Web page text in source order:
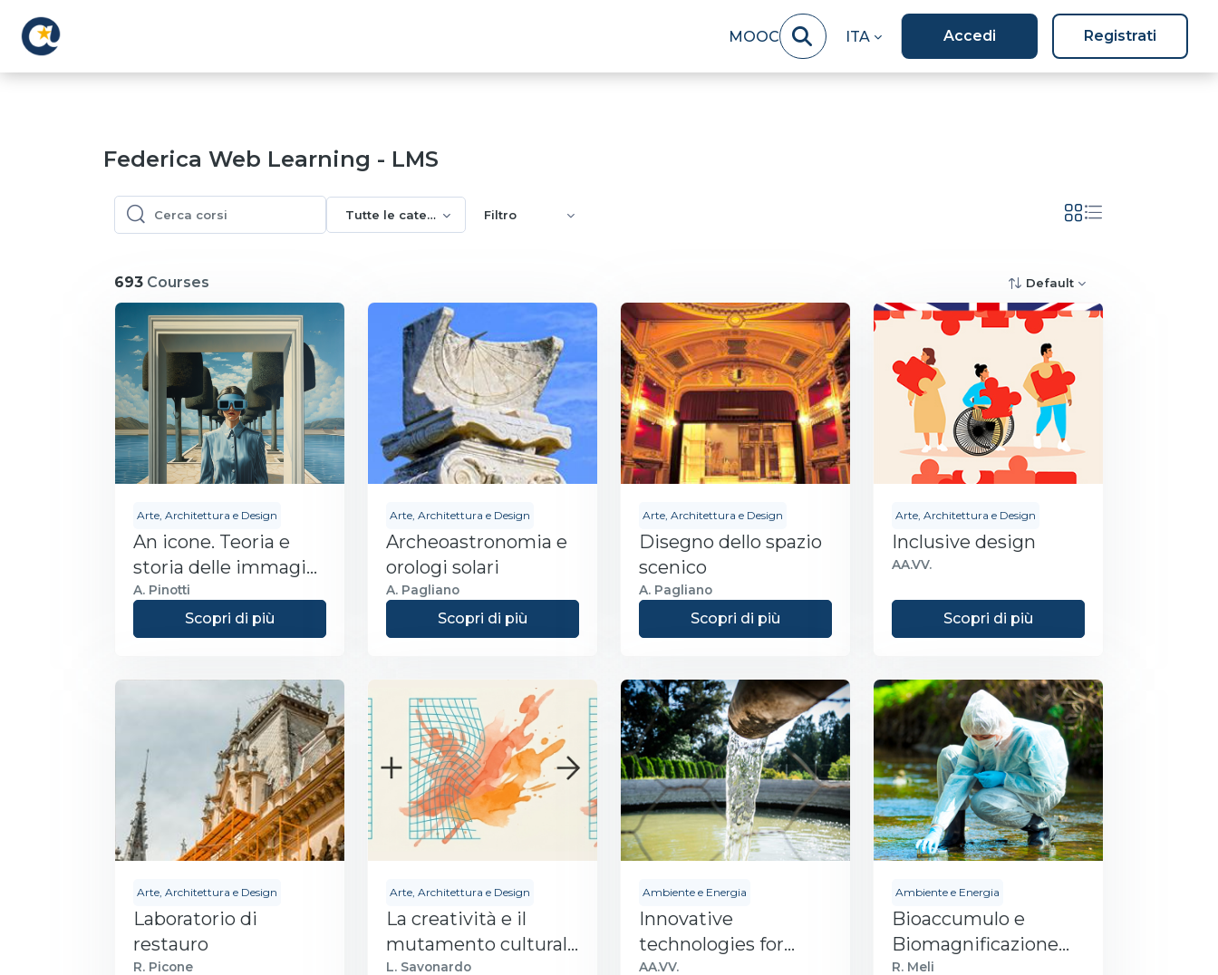
MOOC
ITA Accedi Registrati
Federica Web Learning - LMS
Cerca corsi
Cerca corsi
Tutte le categorie Filtro
693 Courses Default
Arte, Architettura e Design
An icone. Teoria e
storia delle immagini
che negano sé stesse
A. Pinotti
Scopri di più
Arte, Architettura e Design
Archeoastronomia e
orologi solari
A. Pagliano
Scopri di più
Arte, Architettura e Design
Disegno dello spazio
scenico
A. Pagliano
Scopri di più
Arte, Architettura e Design
Inclusive design
AA.VV.
Scopri di più
Arte, Architettura e Design
Laboratorio di
restauro
R. Picone
Arte, Architettura e Design
La creatività e il
mutamento culturale
nell'era digitale
L. Savonardo
Ambiente e Energia
Innovative
technologies for
sustainable water
AA.VV.
Ambiente e Energia
Bioaccumulo e
Biomagnificazione
degli Inquinanti
R. Meli